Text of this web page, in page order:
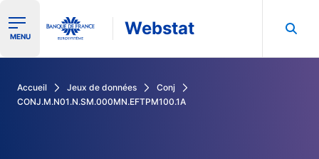
Ouvrir le menu de navigation
MENU Webstat
Accueil Jeux de données
Conj
CONJ.M.N01.N.SM.000MN.EFTPM100.1A